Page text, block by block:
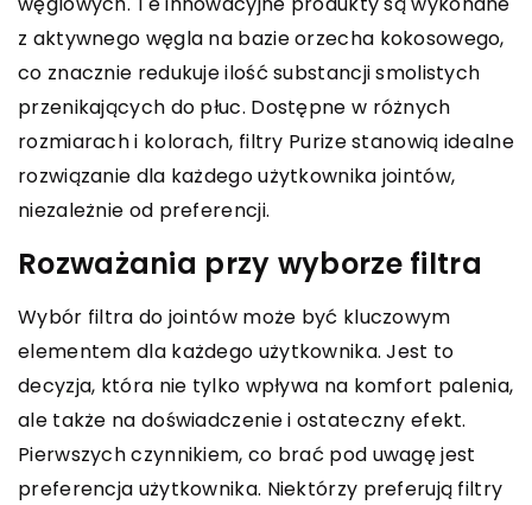
z aktywnego węgla na bazie orzecha kokosowego,
co znacznie redukuje ilość substancji smolistych
przenikających do płuc. Dostępne w różnych
rozmiarach i kolorach, filtry Purize stanowią idealne
rozwiązanie dla każdego użytkownika jointów,
niezależnie od preferencji.
Rozważania przy wyborze filtra
Wybór filtra do jointów może być kluczowym
elementem dla każdego użytkownika. Jest to
decyzja, która nie tylko wpływa na komfort palenia,
ale także na doświadczenie i ostateczny efekt.
Pierwszych czynnikiem, co brać pod uwagę jest
preferencja użytkownika. Niektórzy preferują filtry